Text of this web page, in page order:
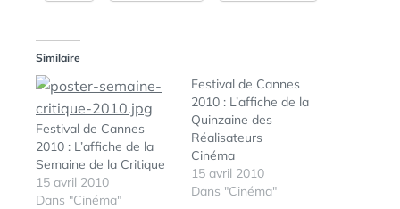
Similaire
Festival de Cannes
2010 : L’affiche de la
Semaine de la Critique
15 avril 2010
Dans "Cinéma"
Festival de Cannes
2010 : L’affiche de la
Quinzaine des
Réalisateurs
Cinéma
15 avril 2010
Dans "Cinéma"